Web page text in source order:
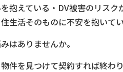
抱えている・DV被害のリス
生活そのものに不安を抱いてい
はありませんか。
件を見つけて契約すれば終わ